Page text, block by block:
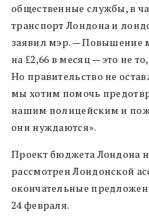
общественные службы, в
транспорт Лондона и
заявил мэр. — Повышение
на ₤2,66 в месяц — это не
Но правительство не
мы хотим помочь
нашим полицейским и
они нуждаются».
Проект бюджета Лондона
рассмотрен Лондонской
окончательные
24 февраля.